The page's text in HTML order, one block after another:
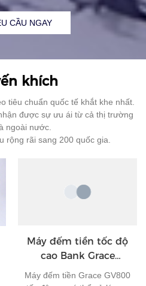
CẦU NGAY
khích
tiêu chuẩn quốc tế khắt khe nhất.
được sự ưu ái từ cả thị trường
ngoài nước.
rộng rãi sang 200 quốc gia.
Máy đếm tiền tốc độ
cao Bank Grace
Bundle Note
Máy đếm tiền Grace GV800